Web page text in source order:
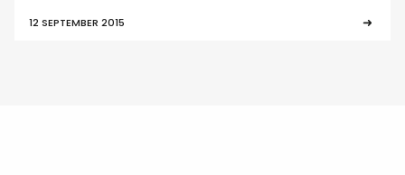
12 SEPTEMBER 2015